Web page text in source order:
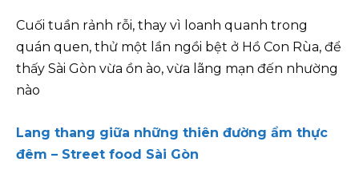
Cuối tuần rảnh rỗi, thay vì loanh quanh trong
quán quen, thử một lần ngồi bệt ở Hồ Con Rùa, để
thấy Sài Gòn vừa ồn ào, vừa lãng mạn đến nhường
nào
Lang thang giữa những thiên đường ẩm thực
đêm – Street food Sài Gòn